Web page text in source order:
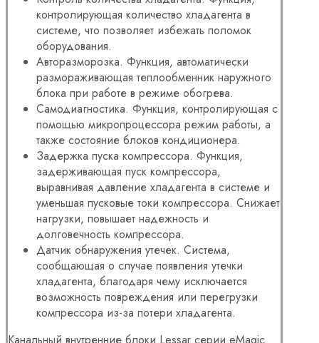
контролирующая количество хладагента в
системе, что позволяет избежать поломок
оборудования.
Авторазморозка. Функция, автоматически
размораживающая теплообменник наружного
блока при работе в режиме обогрева.
Самодиагностика. Функция, контролирующая с
помощью микропроцессора режим работы, а
также состояние блоков кондиционера.
Задержка пуска компрессора. Функция,
задерживающая пуск компрессора,
выравнивая давление хладагента в системе и
уменьшая пусковые токи компрессора. Снижает
нагрузки, повышает надежность и
долговечность компрессора.
Датчик обнаружения утечек. Система,
сообщающая о случае появления утечки
хладагента, благодаря чему исключается
возможность повреждения или перегрузки
компрессора из-за потери хладагента.
Канальный внутренние блоки Lessar серии eMagic